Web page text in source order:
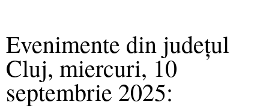
Evenimente din județul
Cluj, miercuri, 10
septembrie 2025: